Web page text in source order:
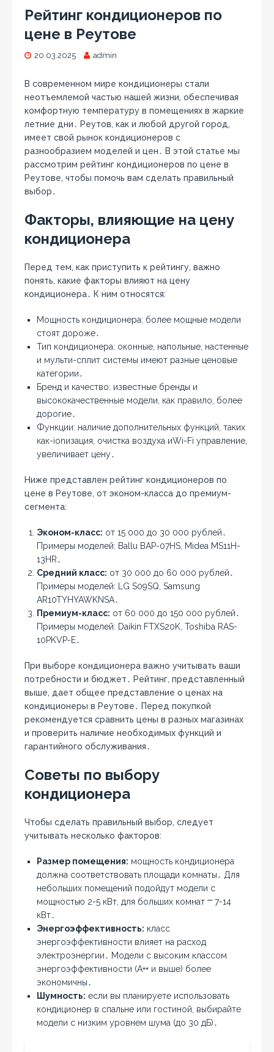
Рейтинг кондиционеров по
цене в Реутове
20.03.2025 admin
В современном мире кондиционеры стали
неотъемлемой частью нашей жизни, обеспечивая
комфортную температуру в помещениях в жаркие
летние дни․ Реутов, как и любой другой город,
имеет свой рынок кондиционеров с
разнообразием моделей и цен․ В этой статье мы
рассмотрим рейтинг кондиционеров по цене в
Реутове, чтобы помочь вам сделать правильный
выбор․
Факторы, влияющие на цену
кондиционера
Перед тем, как приступить к рейтингу, важно
понять, какие факторы влияют на цену
кондиционера․ К ним относятся:
Мощность кондиционера: более мощные модели
стоят дороже․
Тип кондиционера: оконные, напольные, настенные
и мульти-сплит системы имеют разные ценовые
категории․
Бренд и качество: известные бренды и
высококачественные модели, как правило, более
дорогие․
Функции: наличие дополнительных функций, таких
как-ionизация, очистка воздуха иWi-Fi управление,
увеличивает цену․
Ниже представлен рейтинг кондиционеров по
цене в Реутове, от эконом-класса до премиум-
сегмента:
Эконом-класс: от 15 000 до 30 000 рублей․
Примеры моделей: Ballu BAP-07HS, Midea MS11H-
13HR․
Средний класс: от 30 000 до 60 000 рублей․
Примеры моделей: LG S09SQ, Samsung
AR10TYHYAWKNSA․
Премиум-класс: от 60 000 до 150 000 рублей․
Примеры моделей: Daikin FTXS20K, Toshiba RAS-
10PKVP-E․
При выборе кондиционера важно учитывать ваши
потребности и бюджет․ Рейтинг, представленный
выше, дает общее представление о ценах на
кондиционеры в Реутове․ Перед покупкой
рекомендуется сравнить цены в разных магазинах
и проверить наличие необходимых функций и
гарантийного обслуживания․
Советы по выбору
кондиционера
Чтобы сделать правильный выбор, следует
учитывать несколько факторов:
Размер помещения: мощность кондиционера
должна соответствовать площади комнаты․ Для
небольших помещений подойдут модели с
мощностью 2-5 кВт, для больших комнат ⎻ 7-14
кВт․
Энергоэффективность: класс
энергоэффективности влияет на расход
электроэнергии․ Модели с высоким классом
энергоэффективности (A++ и выше) более
экономичны․
Шумность: если вы планируете использовать
кондиционер в спальне или гостиной, выбирайте
модели с низким уровнем шума (до 30 дБ)․